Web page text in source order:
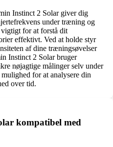
Instinct 2 Solar giver dig
under træning og
for at forstå dit
effektivt. Ved at holde styr
af dine træningsøvelser
Instinct 2 Solar bruger
nøjagtige målinger selv under
for at analysere din
over tid.
kompatibel med